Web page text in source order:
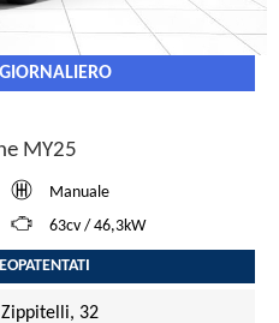
MY25
Manuale
63cv / 46,3kW
32